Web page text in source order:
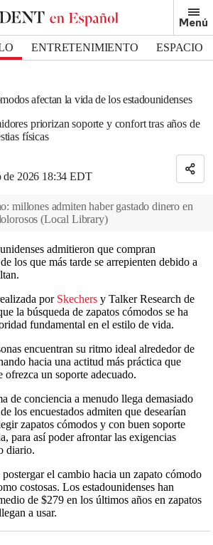
Menú
ENTRETENIMIENTO
ESPACIO
afectan la vida de los estadounidenses
priorizan soporte y confort tras años de
físicas
de 2026 18:34 EDT
millones admiten haber gastado dinero en
(Local Library)
admitieron que compran
los que más tarde se arrepienten debido a
por Skechers y Talker Research de
la búsqueda de zapatos cómodos se ha
fundamental en el estilo de vida.
encuentran su ritmo ideal alrededor de
hacia una actitud más práctica que
ofrezca un soporte adecuado.
de conciencia a menudo llega demasiado
los encuestados admiten que desearían
zapatos cómodos y con buen soporte
para así poder afrontar las exigencias
diario.
el cambio hacia un zapato cómodo
costosas. Los estadounidenses han
de $279 en los últimos años en zapatos
a usar.